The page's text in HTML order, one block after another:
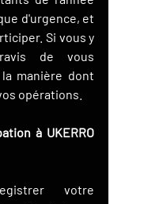
d'urgence, et
Si vous y
de vous
manière dont
opérations.
à UKERRO
votre